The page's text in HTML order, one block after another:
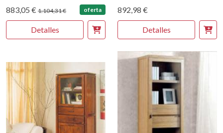
883,05 € 1.104,31 € oferta
Detalles
892,98 €
Detalles